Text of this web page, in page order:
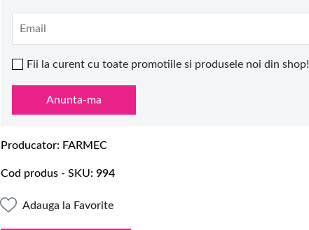
Email
Fii la curent cu toate promotiile si produsele noi din shop!
Anunta-ma
Producator FARMEC
Cod produs - SKU 994
Adauga la Favorite